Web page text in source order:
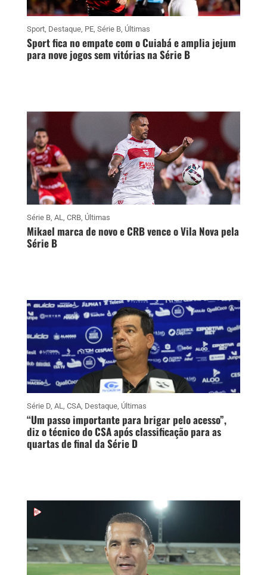
Sport, Destaque, PE, Série B, Últimas
Sport fica no empate com o Cuiabá e amplia jejum
para nove jogos sem vitórias na Série B
Série B, AL, CRB, Últimas
Mikael marca de novo e CRB vence o Vila Nova pela
Série B
Série D, AL, CSA, Destaque, Últimas
“Um passo importante para brigar pelo acesso”,
diz o técnico do CSA após classificação para as
quartas de final da Série D